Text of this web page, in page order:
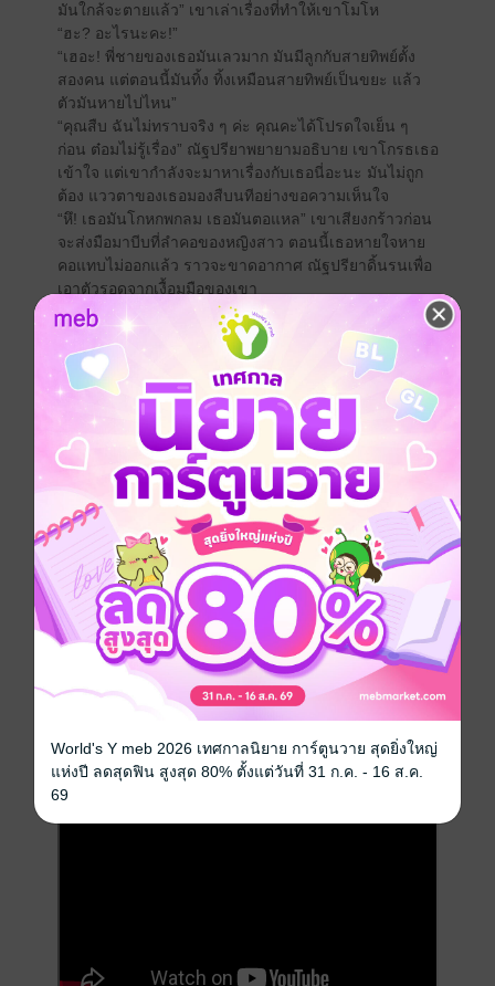
มันใกล้จะตายแล้ว” เขาเล่าเรื่องที่ทำให้เขาโมโห
“ฮะ? อะไรนะคะ!”
“เฮอะ! พี่ชายของเธอมันเลวมาก มันมีลูกกับสายทิพย์ตั้ง
สองคน แต่ตอนนี้มันทิ้ง ทิ้งเหมือนสายทิพย์เป็นขยะ แล้ว
ตัวมันหายไปไหน”
“คุณสืบ ฉันไม่ทราบจริง ๆ ค่ะ คุณคะได้โปรดใจเย็น ๆ
ก่อน ต๋อมไม่รู้เรื่อง” ณัฐปรียาพยายามอธิบาย เขาโกรธเธอ
เข้าใจ แต่เขากำลังจะมาหาเรื่องกับเธอนี่อะนะ มันไม่ถูก
ต้อง แววตาของเธอมองสืบนทีอย่างขอความเห็นใจ
“หึ! เธอมันโกหกพกลม เธอมันตอแหล” เขาเสียงกร้าวก่อน
จะส่งมือมาบีบที่ลำคอของหญิงสาว ตอนนี้เธอหายใจหาย
คอแทบไม่ออกแล้ว ราวจะขาดอากาศ ณัฐปรียาดิ้นรนเพื่อ
เอาตัวรอดจากเงื้อมมือของเขา
“ได้โปรดค่ะคุณสืบ อย่าทำแบบนี้ อ๊ะ… ไม่!” มือที่ป่ายปัด
ทำให้ข้าวของตกหล่น แล้วเธอก็คว้าโคมไฟที่หัวเตียงได้
จากนั้นเธอก็ฟาดเข้าไปที่ศีรษะของสืบนทีเสียงดังผลัวะ!
ชายหนุ่มถึงกับชะงัก และถอนมือที่กำลังบีบลำคอของหญิง
สาวอยู่ ณัฐปรียาหายใจหอบถี่ ตอนนี้เธอนึกกลัวผู้ชายตรง
หน้าแล้ว
“ฉันถามอีกคำเดียว เธอจะตอบ หรือไม่ตอบ?” ท่าทางที่เจ็บ
เอาเรื่อง ชายหนุ่มเอามือกุมหัว คงจะเจ็บไม่หยอกทีเดียว
“ฉันถามเธออีกคำ ไอ้ต่อมันอยู่ที่ไหน?”
“คุณสืบคะ ต๋อมไม่รู้จริง ๆ ไม่รู้จริง ๆ ค่ะ”
“ไม่รู้เหรอ” เขาขบเขี้ยวเคี้ยวฟัน
“ได้! ฉันทนมามากพอแล้ว ตอนนี้ฉันจะไม่ทนอีกต่อไป!
สายทิพย์... น้องสาวคนเดียวของฉันจะต้องได้รับความ
ยุติธรรม”
“เอ๊ะ! คุณ… คุณสืบคะ คุณจะทำอะไรฉัน?”
ดรามา โรแมนติก ตบจูบ แก้แค้น
World's Y meb 2026 เทศกาลนิยาย การ์ตูนวาย สุดยิ่งใหญ่
แห่งปี ลดสุดฟิน สูงสุด 80% ตั้งแต่วันที่ 31 ก.ค. - 16 ส.ค.
69